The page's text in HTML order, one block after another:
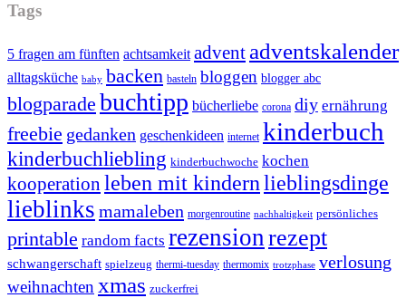
Tags
5 fragen am fünften achtsamkeit advent adventskalender
alltagsküche baby backen basteln bloggen blogger abc
blogparade buchtipp bücherliebe corona diy ernährung
freebie gedanken geschenkideen internet kinderbuch
kinderbuchliebling kinderbuchwoche kochen
kooperation leben mit kindernlieblingsdinge
lieblinks mamaleben morgenroutine nachhaltigkeit persönliches
printable random facts rezension rezept
schwangerschaft spielzeug thermi-tuesday thermomix trotzphase verlosung
weihnachten xmas zuckerfrei